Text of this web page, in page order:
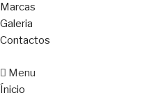
Marcas
Galeria
Contactos
Menu
Ínicio